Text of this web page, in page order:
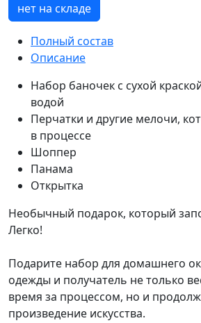
нет на складе
Полный состав
Описание
Набор баночек с сухой
водой
Перчатки и другие мелочи,
в процессе
Шоппер
Панама
Открытка
Необычный подарок, который
Легко!
Подарите набор для домашнего
одежды и получатель не только
время за процессом, но и
произведение искусства.